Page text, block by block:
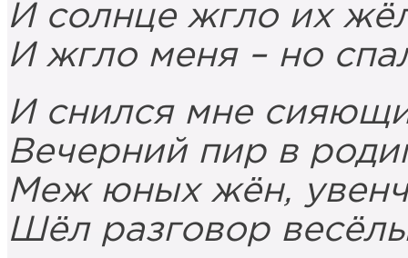
И солнце жгло их
И жгло меня – но
И снился мне
Вечерний пир в
Меж юных жён,
Шёл разговор